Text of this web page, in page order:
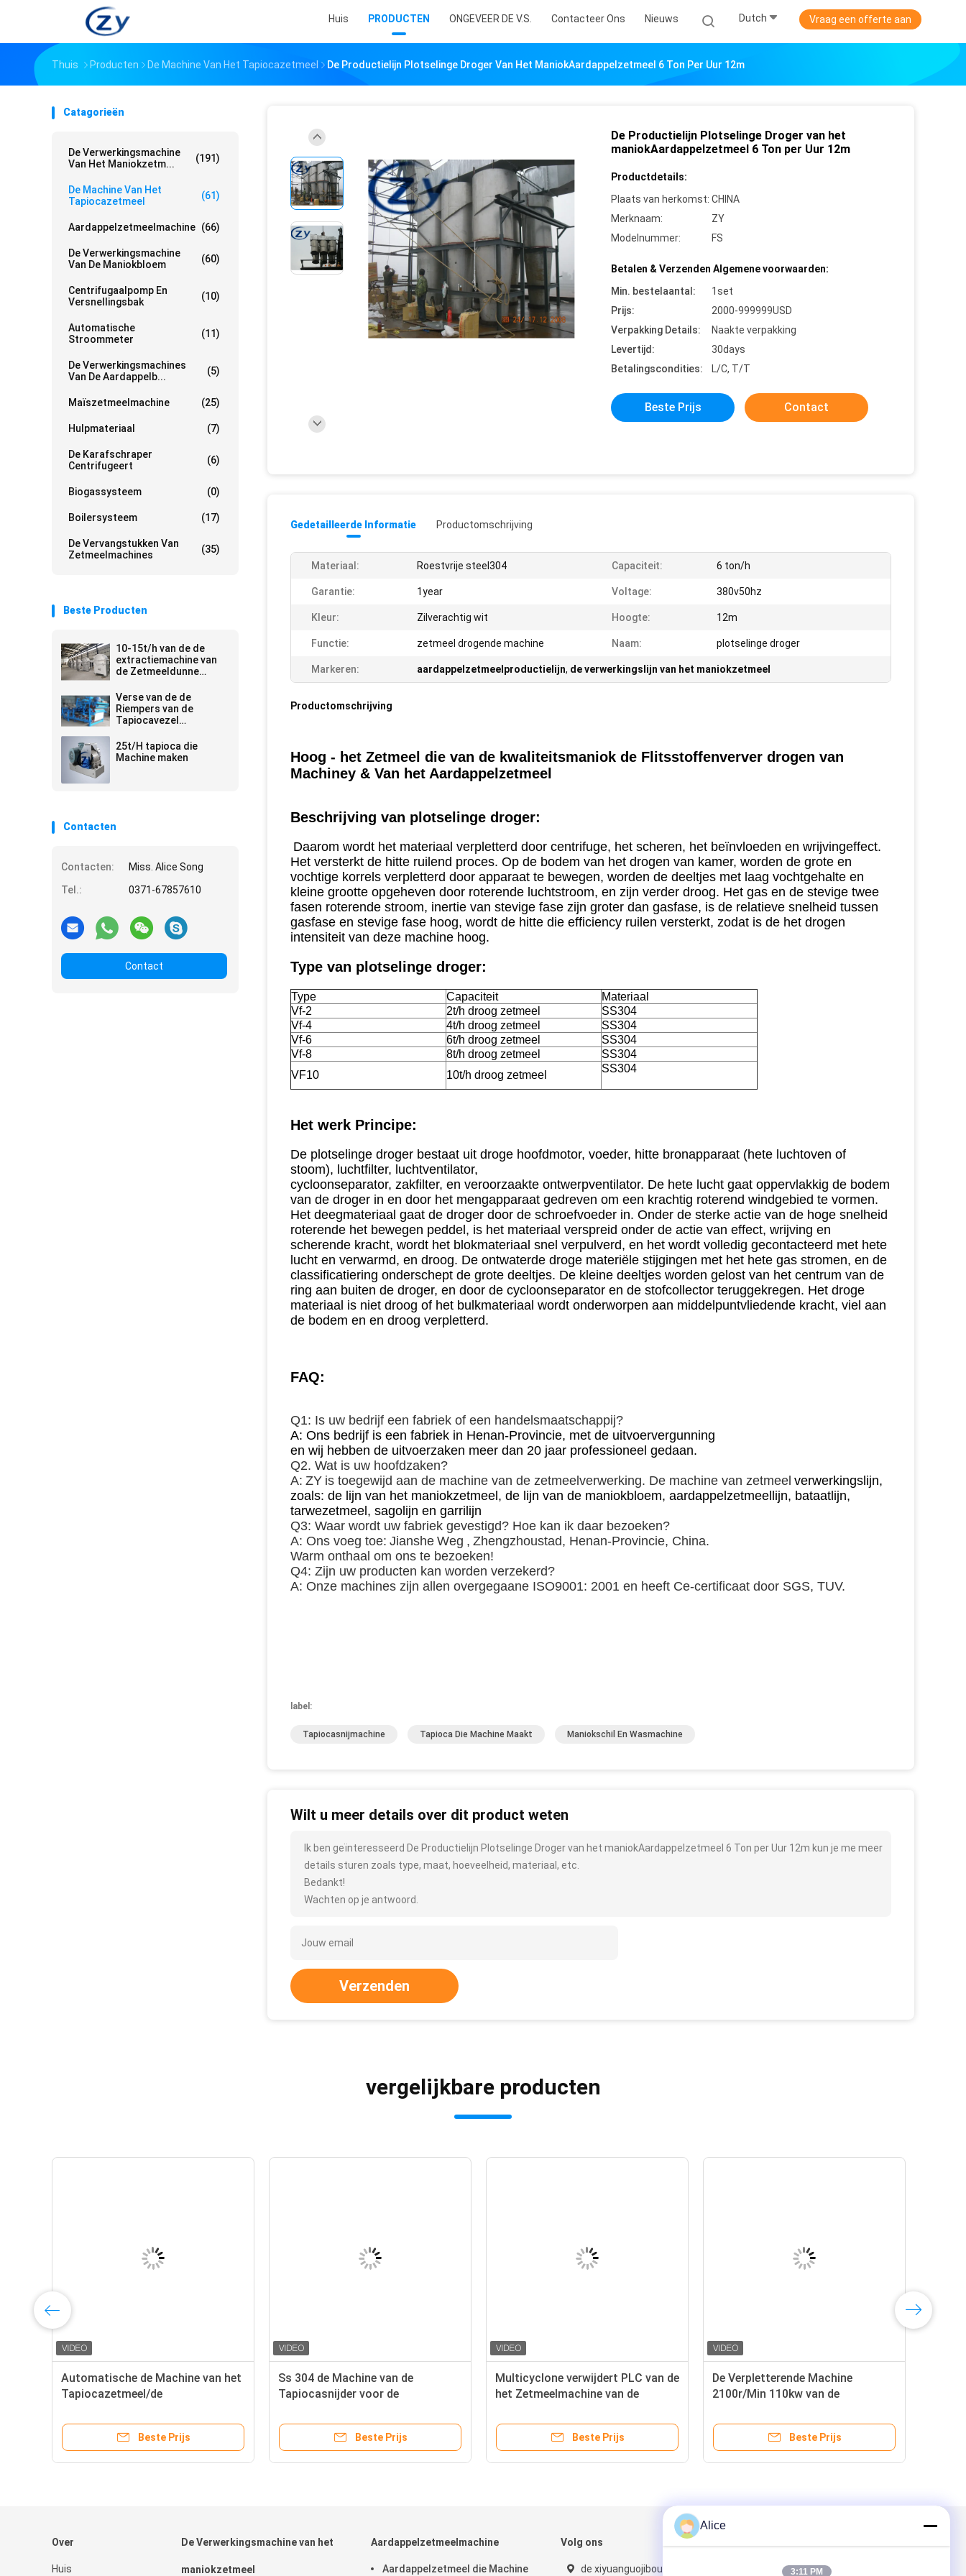
Huis PRODUCTEN ONGEVEER DE V.S. Contacteer Ons Nieuws Dutch Vraag een offerte aan
Thuis Producten De Machine Van Het Tapiocazetmeel De Productielijn Plotselinge Droger Van Het ManiokAardappelzetmeel 6 Ton Per Uur 12m
Catagorieën
De Verwerkingsmachine
Van Het Maniokzetm...
(191)
De Machine Van Het
Tapiocazetmeel
(61)
Aardappelzetmeelmachine (66)
De Verwerkingsmachine
Van De Maniokbloem
(60)
Centrifugaalpomp En
Versnellingsbak
(10)
Automatische
Stroommeter
(11)
De Verwerkingsmachines
Van De Aardappelb...
(5)
Maïszetmeelmachine (25)
Hulpmateriaal (7)
De Karafschraper
Centrifugeert
(6)
Biogassysteem (0)
Boilersysteem (17)
De Vervangstukken Van
Zetmeelmachines
(35)
Beste Producten
10-15t/h van de de
extractiemachine van
de Zetmeeldunne
Tapiocazetmeel de
verwerkingslijn
Verse van de de
Riempers van de
Tapiocavezel
Machines 10 - 20t/H
380v 50hz
25t/H tapioca die
Machine maken
Contacten
Contacten:
Miss. Alice Song
Tel.:
0371-67857610
Contact
De Productielijn Plotselinge Droger van het
maniokAardappelzetmeel 6 Ton per Uur 12m
Productdetails:
Plaats van herkomst: CHINA
Merknaam:
ZY
Modelnummer:
FS
Betalen & Verzenden Algemene voorwaarden:
Min. bestelaantal:
1set
Prijs:
2000-999999USD
Verpakking Details:
Naakte verpakking
Levertijd:
30days
Betalingscondities:
L/C, T/T
Beste Prijs Contact
Gedetailleerde Informatie Productomschrijving
Materiaal: Roestvrije steel304 Capaciteit: 6 ton/h
Garantie: 1year Voltage: 380v50hz
Kleur: Zilverachtig wit Hoogte: 12m
Functie: zetmeel drogende machine Naam: plotselinge droger
Markeren: aardappelzetmeelproductielijn, de verwerkingslijn van het maniokzetmeel
Productomschrijving
Hoog - het Zetmeel die van de kwaliteitsmaniok de Flitsstoffenverver drogen van
Machiney & Van het Aardappelzetmeel
Beschrijving van plotselinge droger:
Daarom wordt het materiaal verpletterd door centrifuge, het scheren, het beïnvloeden en wrijvingeffect.
Het versterkt de hitte ruilend proces. Op de bodem van het drogen van kamer, worden de grote en
vochtige korrels verpletterd door apparaat te bewegen, worden de deeltjes met laag vochtgehalte en
kleine grootte opgeheven door roterende luchtstroom, en zijn verder droog. Het gas en de stevige twee
fasen roterende stroom, inertie van stevige fase zijn groter dan gasfase, is de relatieve snelheid tussen
gasfase en stevige fase hoog, wordt de hitte die efficiency ruilen versterkt, zodat is de het drogen
intensiteit van deze machine hoog.
Type van plotselinge droger:
Type Capaciteit
Materiaal
Vf-2
2t/h droog zetmeel
SS304
Vf-4
4t/h droog zetmeel
SS304
Vf-6
6t/h droog zetmeel
SS304
Vf-8
8t/h droog zetmeel
SS304
VF10
10t/h droog zetmeel
SS304
Het werk Principe:
De plotselinge droger bestaat uit droge hoofdmotor, voeder, hitte bronapparaat (hete luchtoven of
stoom), luchtfilter, luchtventilator,
cycloonseparator, zakfilter, en veroorzaakte ontwerpventilator. De hete lucht gaat oppervlakkig de bodem
van de droger in en door het mengapparaat gedreven om een krachtig roterend windgebied te vormen.
Het deegmateriaal gaat de droger door de schroefvoeder in. Onder de sterke actie van de hoge snelheid
roterende het bewegen peddel, is het materiaal verspreid onder de actie van effect, wrijving en
scherende kracht, wordt het blokmateriaal snel verpulverd, en het wordt volledig gecontacteerd met hete
lucht en verwarmd, en droog. De ontwaterde droge materiële stijgingen met het hete gas stromen, en de
classificatiering onderschept de grote deeltjes. De kleine deeltjes worden gelost van het centrum van de
ring aan buiten de droger, en door de cycloonseparator en de stofcollector teruggekregen. Het droge
materiaal is niet droog of het bulkmateriaal wordt onderworpen aan middelpuntvliedende kracht, viel aan
de bodem en en droog verpletterd.
FAQ:
Q1: Is uw bedrijf een fabriek of een handelsmaatschappij?
A: Ons bedrijf is een fabriek in Henan-Provincie, met de uitvoervergunning
en wij hebben de uitvoerzaken meer dan 20 jaar professioneel gedaan.
Q2. Wat is uw hoofdzaken?
A: ZY is toegewijd aan de machine van de zetmeelverwerking. De machine van zetmeel verwerkingslijn,
zoals: de lijn van het maniokzetmeel, de lijn van de maniokbloem, aardappelzetmeellijn, bataatlijn,
tarwezetmeel, sagolijn en garrilijn
Q3: Waar wordt uw fabriek gevestigd? Hoe kan ik daar bezoeken?
A: Ons voeg toe: Jianshe Weg , Zhengzhoustad, Henan-Provincie, China.
Warm onthaal om ons te bezoeken!
Q4: Zijn uw producten kan worden verzekerd?
A: Onze machines zijn allen overgegaane ISO9001: 2001 en heeft Ce-certificaat door SGS, TUV.
label:
Tapiocasnijmachine Tapioca Die Machine Maakt Maniokschil En Wasmachine
Wilt u meer details over dit product weten
Ik ben geïnteresseerd De Productielijn Plotselinge Droger van het maniokAardappelzetmeel 6 Ton per Uur 12m kun je me meer
details sturen zoals type, maat, hoeveelheid, materiaal, etc.
Bedankt!
Wachten op je antwoord.
Verzenden
vergelijkbare producten
Automatische de Machine van het
Tapiocazetmeel/de
Maniokmalen
Beste Prijs
Ss 304 de Machine van de
Tapiocasnijder voor de
de Zetmeelproductielijn
Beste Prijs
Multicyclone verwijdert PLC van de
het Zetmeelmachine van de
Beste Prijs
De Verpletterende Machine
2100r/Min 110kw van de
Beste Prijs
Over
Huis
De Verwerkingsmachine van het
maniokzetmeel
Aardappelzetmeelmachine
Aardappelzetmeel die Machine
Volg ons
de xiyuanguojibouw, jian
Alice
3:11 PM